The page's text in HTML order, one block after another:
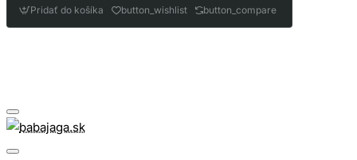
Pridať do košíka button_wishlist button_compare